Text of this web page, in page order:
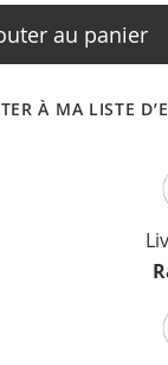
au panier
À MA LISTE